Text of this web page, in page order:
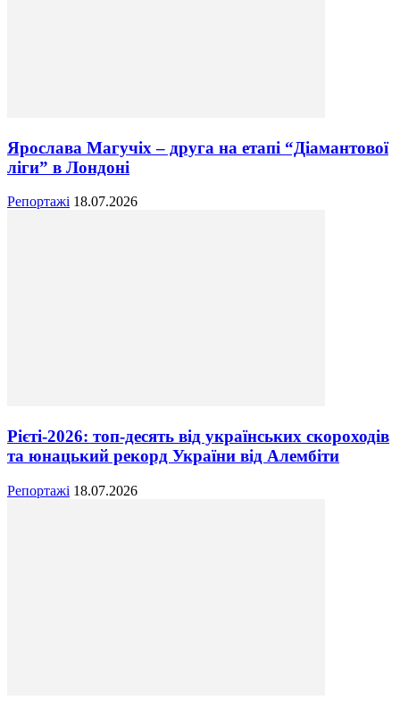
Ярослава Магучіх – друга на етапі “Діамантової
ліги” в Лондоні
Репортажі 18.07.2026
Рієті-2026: топ-десять від українських скороходів
та юнацький рекорд України від Алембіти
Репортажі 18.07.2026